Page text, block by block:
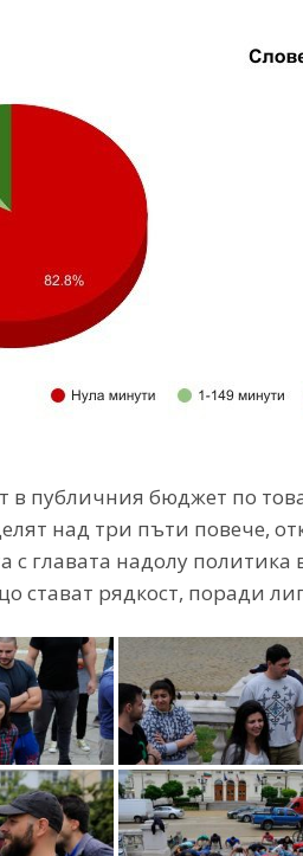
в публичния бюджет по
над три пъти повече,
с главата надолу
стават рядкост, поради